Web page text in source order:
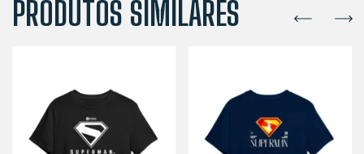
PRODUTOS SIMILARES